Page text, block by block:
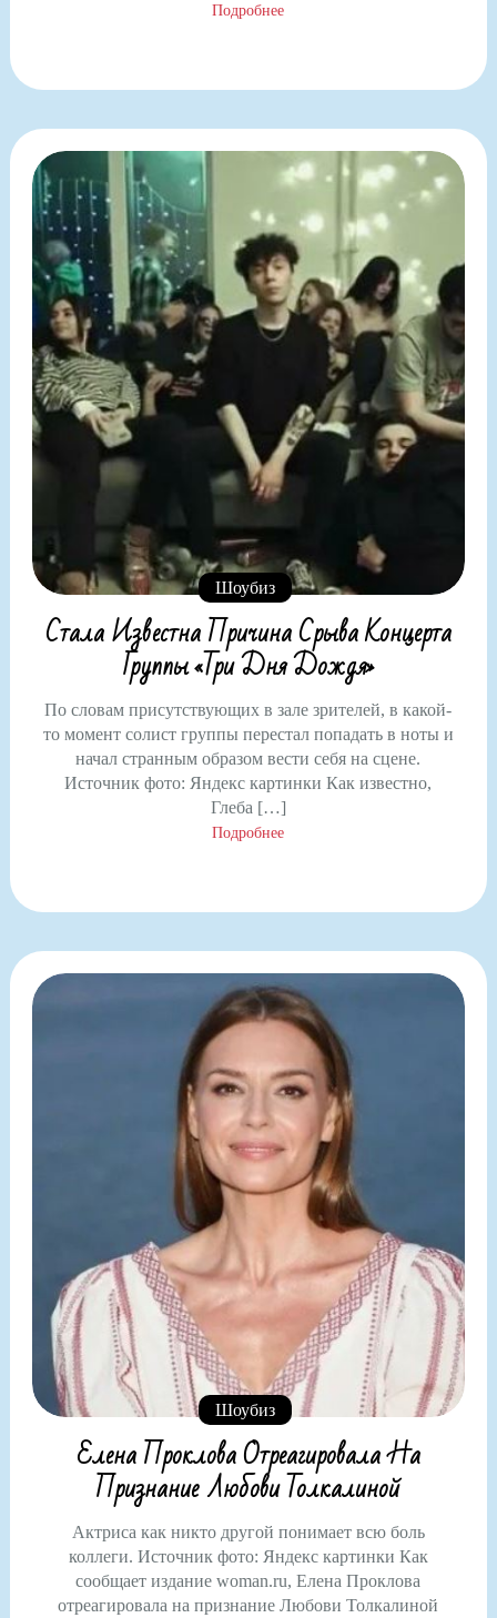
Подробнее
Шоубиз
Стала Известна Причина Срыва Концерта
Группы «Три Дня Дождя»
По словам присутствующих в зале зрителей, в какой-
то момент солист группы перестал попадать в ноты и
начал странным образом вести себя на сцене.
Источник фото: Яндекс картинки Как известно,
Глеба […]
Подробнее
Шоубиз
Елена Проклова Отреагировала На
Признание Любови Толкалиной
Актриса как никто другой понимает всю боль
коллеги. Источник фото: Яндекс картинки Как
сообщает издание woman.ru, Елена Проклова
отреагировала на признание Любови Толкалиной